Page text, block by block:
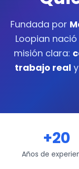
Fundada por
Loopian
misión clara:
trabajo realy
+20
Años de